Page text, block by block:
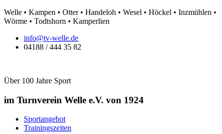
Zum
Inhalt
Welle • Kampen • Otter • Handeloh • Wesel • Höckel • Inzmühlen •
Wörme • Todtshorn • Kamperlien
info@tv-welle.de
04188 / 444 35 82
Über 100 Jahre Sport
im Turnverein Welle e.V. von 1924
Sportangebot
Trainingszeiten